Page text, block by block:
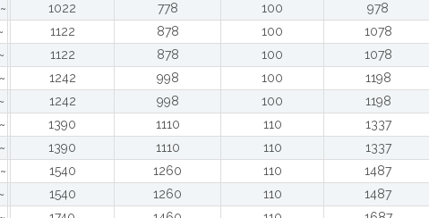
1022 778 100 978
1122 878 100 1078
1122 878 100 1078
1242 998 100 1198
1242 998 100 1198
1390 1110 110 1337
1390 1110 110 1337
1540 1260 110 1487
1540 1260 110 1487